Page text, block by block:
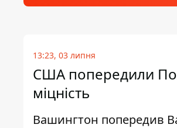
13:23, 03 липня
США попередили
міцність
Вашингтон попередив